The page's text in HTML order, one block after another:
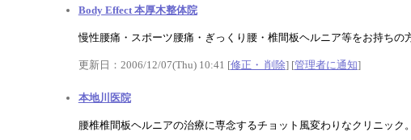
Body Effect 本厚木整体院
慢性腰痛・スポーツ腰痛・ぎっくり腰・椎間板ヘルニア等をお持ちの
更新日：2006/12/07(Thu) 10:41 [修正・ 削除] [管理者に通知]
本地川医院
腰椎椎間板ヘルニアの治療に専念するチョット風変わりなクリニッ